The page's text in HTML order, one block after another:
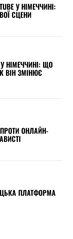
У НІМЕЧЧИНІ:
СЦЕНИ
НІМЕЧЧИНІ: ЩО
ВІН ЗМІНЮЄ
ОНЛАЙН-
ПЛАТФОРМА